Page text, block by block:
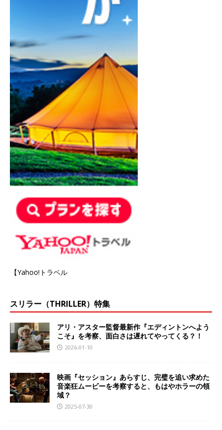
【Yahoo!トラベル
スリラー（THRILLER）特集
アリ・アスター監督最新作『エディントンへよう
こそ』を考察、面白さは遅れてやってくる？！
2026-01-10
映画『セッション』あらすじ、完璧を追い求めた
音楽狂ムービーを考察すると、もはやホラーの領
域？
2025-07-30